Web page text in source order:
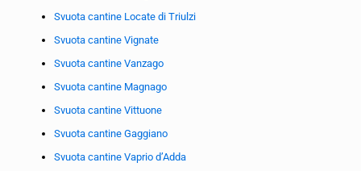
Svuota cantine Locate di Triulzi
Svuota cantine Vignate
Svuota cantine Vanzago
Svuota cantine Magnago
Svuota cantine Vittuone
Svuota cantine Gaggiano
Svuota cantine Vaprio d’Adda